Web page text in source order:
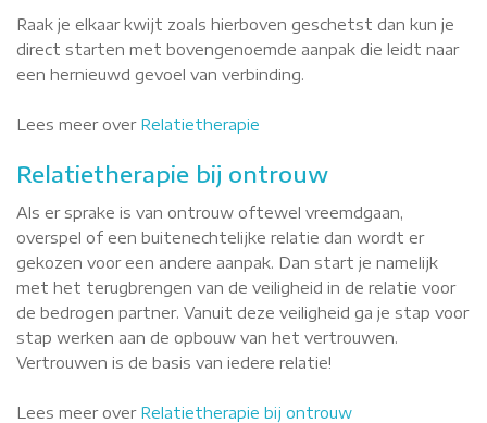
Raak je elkaar kwijt zoals hierboven geschetst dan kun je
direct starten met bovengenoemde aanpak die leidt naar
een hernieuwd gevoel van verbinding.
Lees meer over Relatietherapie
Relatietherapie bij ontrouw
Als er sprake is van ontrouw oftewel vreemdgaan,
overspel of een buitenechtelijke relatie dan wordt er
gekozen voor een andere aanpak. Dan start je namelijk
met het terugbrengen van de veiligheid in de relatie voor
de bedrogen partner. Vanuit deze veiligheid ga je stap voor
stap werken aan de opbouw van het vertrouwen.
Vertrouwen is de basis van iedere relatie!
Lees meer over Relatietherapie bij ontrouw